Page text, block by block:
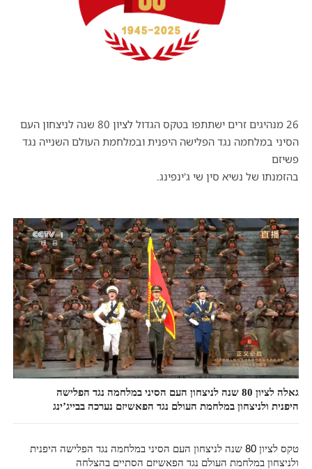
26 מנהיגים זרים ישתתפו בטקס הגדול לציון 80 שנה לניצחון העם
הסיני במלחמה נגד הפלישה היפנית ובמלחמת העולם השנייה נגד
פשיזם
בהזמנתו של נשיא סין שי ג'ינפינג.
גאלה לציון 80 שנה לניצחון העם הסיני במלחמה נגד הפלישה
היפנית ולניצחון במלחמת העולם נגד הפאשיזם נערכה בבייג’ינג
טקס לציון 80 שנה לניצחון העם הסיני במלחמה נגד הפלישה היפנית
ולניצחון במלחמת העולם נגד הפאשיזם הסתיים בהצלחה